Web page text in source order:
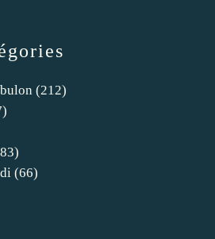
(212)
(66)